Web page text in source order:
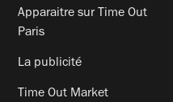
Apparaitre sur Time Out
Paris
La publicité
Time Out Market